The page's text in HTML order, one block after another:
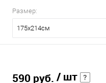
Размер:
175х214см
590 руб. / шт